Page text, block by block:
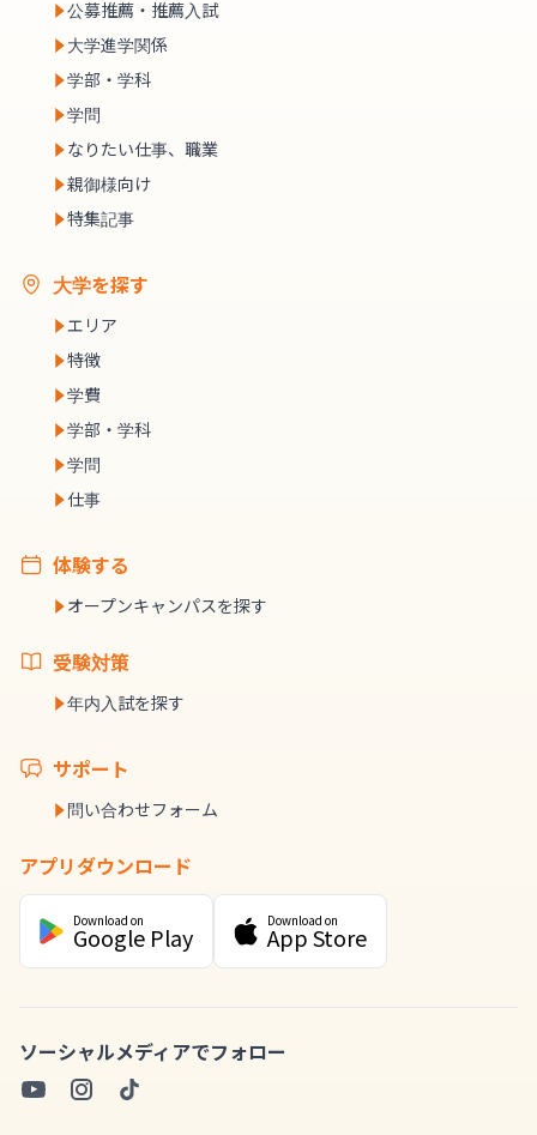
公募推薦・推薦入試
大学進学関係
学部・学科
学問
なりたい仕事、職業
親御様向け
特集記事
大学を探す
エリア
特徴
学費
学部・学科
学問
仕事
体験する
オープンキャンパスを探す
受験対策
年内入試を探す
サポート
問い合わせフォーム
アプリダウンロード
Download on
Google Play
Download on
App Store
ソーシャルメディアでフォロー